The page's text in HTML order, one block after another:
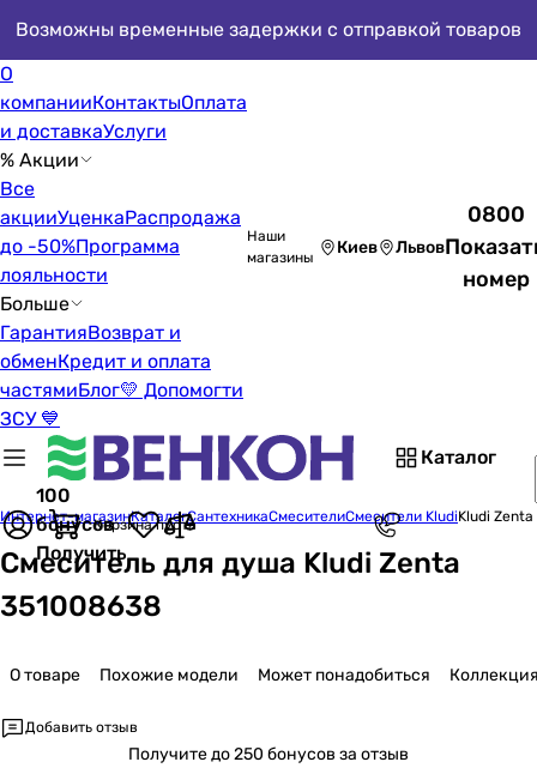
Возможны временные задержки с отправкой товаров
О
компанииКонтактыОплата
и доставкаУслуги
% Акции
Все
акцииУценкаРаспродажа
до -50%Программа
лояльности
Больше
ГарантияВозврат и
обменКредит и оплата
частямиБлог💛 Допомогти
ЗСУ 💙
Наши
магазины
Киев Львов
0800
номер
Каталог
100
бонусов
Получить
Корзина пуста
Интернет-магазинКаталогСантехникаСмесителиСмесители KludiKludi
Смеситель для душа Kludi Zenta
351008638
О товаре Похожие модели Может понадобиться
Добавить отзыв
Получитедо 250 бонусов за отзыв